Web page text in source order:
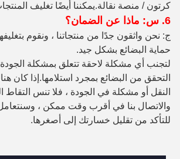
كرتون / منصة نقالة.يمكننا أيضًا تغليف
6. س: ماذا عن الضمان؟
ج: نحن واثقون جدًا من منتجاتنا ، ونقوم
حماية البضائع بشكل جيد.
لتجنب أي مشكلة لاحقة تتعلق بمشكلة
التحقق من البضائع بمجرد استلامها.إذا كان
النقل أو مشكلة في الجودة ، فلا تنس التقاط
والاتصال بنا في أقرب وقت ممكن ،
للتأكد من تقليل خسارتك إلى أصغرها.